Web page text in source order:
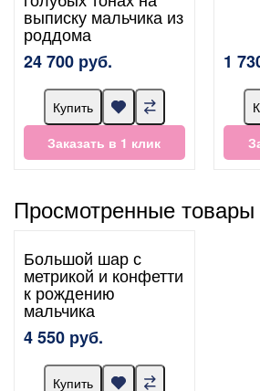
выписку мальчика из
роддома
24 700 руб.
Купить
Заказать в 1 клик
1
Просмотренные товары
Большой шар с
метрикой и конфетти
к рождению
мальчика
4 550 руб.
Купить